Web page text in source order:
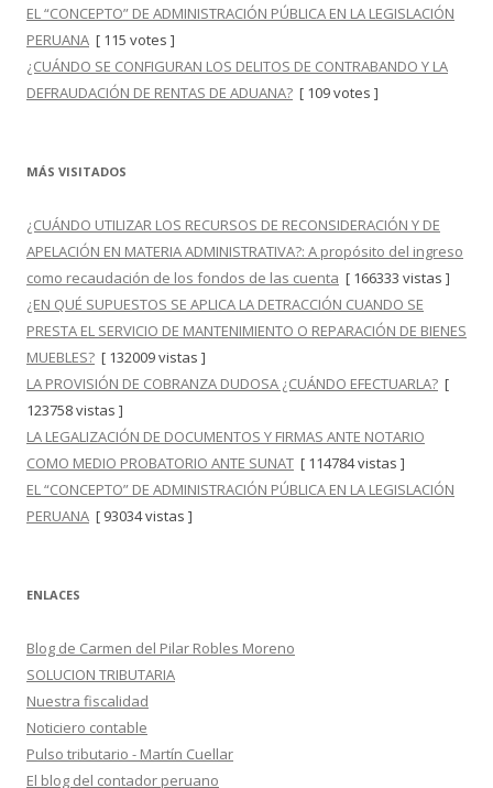
EL “CONCEPTO” DE ADMINISTRACIÓN PÚBLICA EN LA LEGISLACIÓN
PERUANA [ 115 votes ]
¿CUÁNDO SE CONFIGURAN LOS DELITOS DE CONTRABANDO Y LA
DEFRAUDACIÓN DE RENTAS DE ADUANA? [ 109 votes ]
MÁS VISITADOS
¿CUÁNDO UTILIZAR LOS RECURSOS DE RECONSIDERACIÓN Y DE
APELACIÓN EN MATERIA ADMINISTRATIVA?: A propósito del ingreso
como recaudación de los fondos de las cuenta [ 166333 vistas ]
¿EN QUÉ SUPUESTOS SE APLICA LA DETRACCIÓN CUANDO SE
PRESTA EL SERVICIO DE MANTENIMIENTO O REPARACIÓN DE BIENES
MUEBLES? [ 132009 vistas ]
LA PROVISIÓN DE COBRANZA DUDOSA ¿CUÁNDO EFECTUARLA? [
123758 vistas ]
LA LEGALIZACIÓN DE DOCUMENTOS Y FIRMAS ANTE NOTARIO
COMO MEDIO PROBATORIO ANTE SUNAT [ 114784 vistas ]
EL “CONCEPTO” DE ADMINISTRACIÓN PÚBLICA EN LA LEGISLACIÓN
PERUANA [ 93034 vistas ]
ENLACES
Blog de Carmen del Pilar Robles Moreno
SOLUCION TRIBUTARIA
Nuestra fiscalidad
Noticiero contable
Pulso tributario - Martín Cuellar
El blog del contador peruano